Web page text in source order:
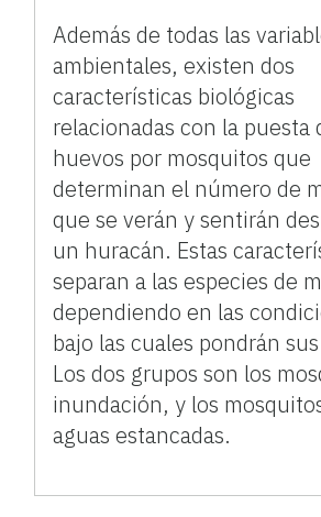
Además de todas las
ambientales, existen dos
características biológicas
relacionadas con la puesta
huevos por mosquitos que
determinan el número de
que se verán y sentirán
un huracán. Estas
separan a las especies de
dependiendo en las
bajo las cuales pondrán
Los dos grupos son los
inundación, y los
aguas estancadas.